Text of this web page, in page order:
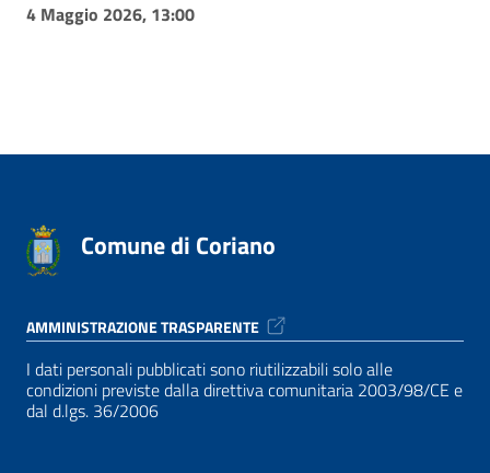
4 Maggio 2026, 13:00
Comune di Coriano
AMMINISTRAZIONE TRASPARENTE
I dati personali pubblicati sono riutilizzabili solo alle
condizioni previste dalla direttiva comunitaria 2003/98/CE e
dal d.lgs. 36/2006